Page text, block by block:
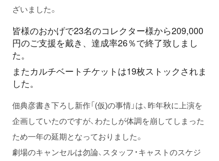
ざいました。
皆様のおかげで23名のコレクター様から209,000
円のご支援を戴き、達成率26％で終了致しまし
た。
またカルチベートチケットは19枚ストックされま
した。
佃典彦書き下ろし新作「(仮)の事情」は、昨年秋に上演を
企画していたのですが、わたしが体調を崩してしまった
ため一年の延期となっておりました。
劇場のキャンセルは勿論、スタッフ・キャストのスケジ